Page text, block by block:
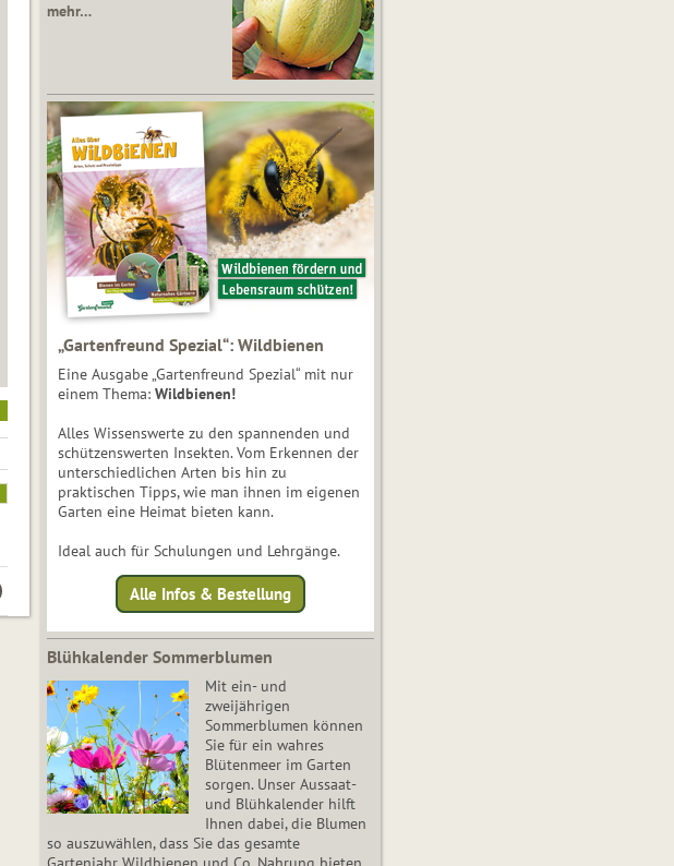
mehr…
„Gartenfreund Spezial“: Wildbienen
Eine Ausgabe „Gartenfreund Spezial“ mit nur
einem Thema: Wildbienen!
Alles Wissenswerte zu den spannenden und
schützenswerten Insekten. Vom Erkennen der
unterschiedlichen Arten bis hin zu
praktischen Tipps, wie man ihnen im eigenen
Garten eine Heimat bieten kann.
Ideal auch für Schulungen und Lehrgänge.
Alle Infos & Bestellung
Blühkalender Sommerblumen
Mit ein- und
zweijährigen
Sommerblumen können
Sie für ein wahres
Blütenmeer im Garten
sorgen. Unser Aussaat-
und Blühkalender hilft
Ihnen dabei, die Blumen
so auszuwählen, dass Sie das gesamte